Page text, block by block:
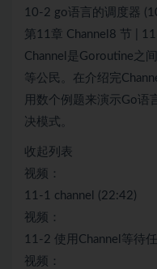
10-2 go语言的调度器
第11章 Channel8 节 |
Channel是Goroutine之
等公民。在介绍完
用数个例题来演示Go语
决模式。
收起列表
视频：
11-1 channel (22:42)
视频：
11-2 使用Channel等待
视频：